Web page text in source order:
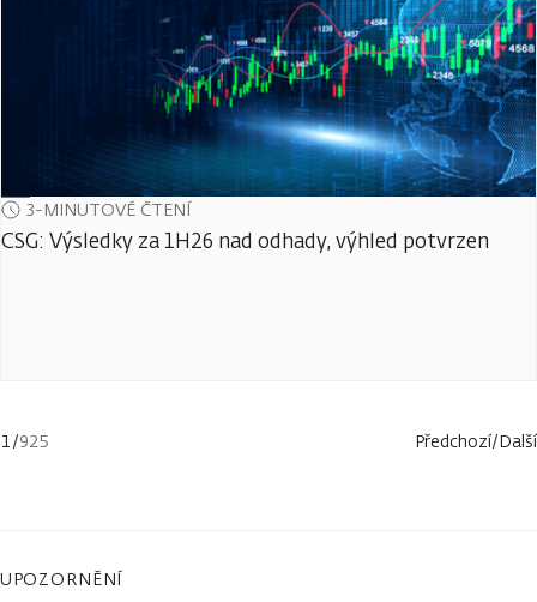
3-MINUTOVÉ ČTENÍ
CSG: Výsledky za 1H26 nad odhady, výhled potvrzen
1/925 Předchozí/Další
UPOZORNĚNÍ